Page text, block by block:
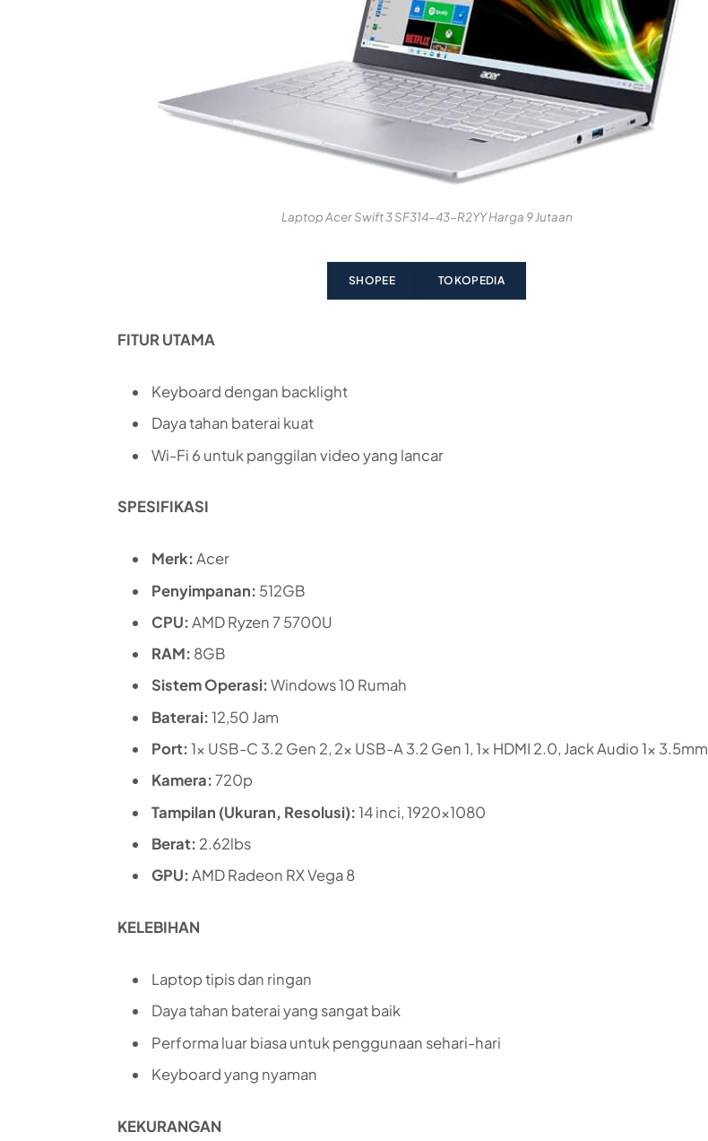
Laptop Acer Swift 3 SF314-43-R2YY Harga 9 Jutaan
SHOPEE TOKOPEDIA
FITUR UTAMA
Keyboard dengan backlight
Daya tahan baterai kuat
Wi-Fi 6 untuk panggilan video yang lancar
SPESIFIKASI
Merk:Acer
Penyimpanan: 512GB
CPU:AMD Ryzen 7 5700U
RAM: 8GB
Sistem Operasi:Windows 10 Rumah
Baterai:12,50 Jam
Port:1x USB-C 3.2 Gen 2, 2x USB-A 3.2 Gen 1, 1x HDMI 2.0, Jack Audio 1x 3.5mm
Kamera:720p
Tampilan (Ukuran, Resolusi):14 inci, 1920×1080
Berat: 2.62lbs
GPU:AMD Radeon RX Vega 8
KELEBIHAN
Laptop tipis dan ringan
Daya tahan baterai yang sangat baik
Performa luar biasa untuk penggunaan sehari-hari
Keyboard yang nyaman
KEKURANGAN